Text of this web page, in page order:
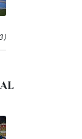
)